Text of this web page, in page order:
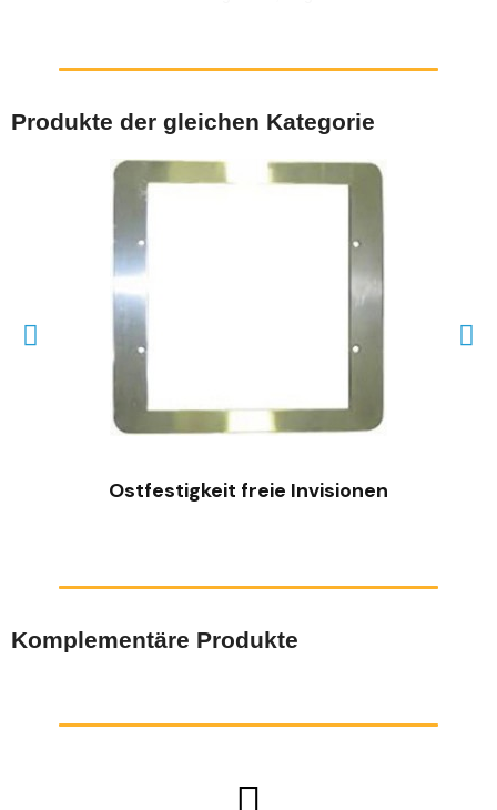
Produkte der gleichen Kategorie
SCHNELLANSICHT
Ostfestigkeit freie Invisionen
Komplementäre Produkte